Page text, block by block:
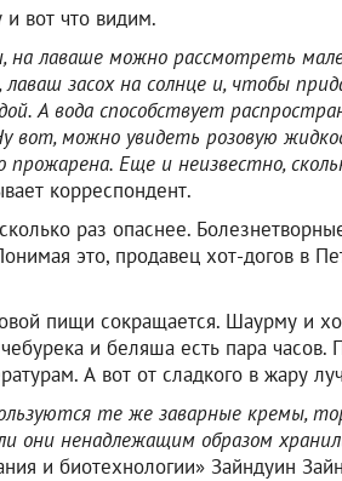
вот что видим.
лаваше можно рассмотреть
лаваш засох на солнце и, чтобы
А вода способствует
вот, можно увидеть розовую
Еще и неизвестно,
корреспондент.
раз опаснее.
это, продавец хот-догов в
пищи сокращается. Шаурму и
и беляша есть пара часов.
А вот от сладкого в жару
те же заварные кремы,
они ненадлежащим образом
и биотехнологии» Зайндуин